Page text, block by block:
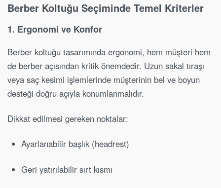
Berber Koltuğu Seçiminde Temel Kriterler
1. Ergonomi ve Konfor
Berber koltuğu tasarımında ergonomi, hem müşteri hem
de berber açısından kritik önemdedir. Uzun sakal tıraşı
veya saç kesimi işlemlerinde müşterinin bel ve boyun
desteği doğru açıyla konumlanmalıdır.
Dikkat edilmesi gereken noktalar:
Ayarlanabilir başlık (headrest)
Geri yatırılabilir sırt kısmı